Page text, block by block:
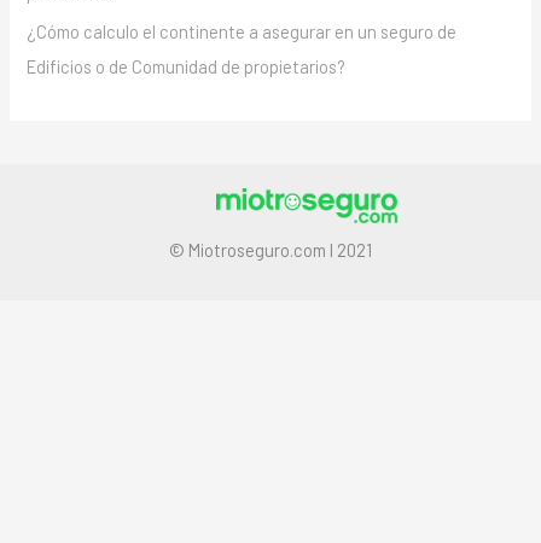
¿Cómo calculo el continente a asegurar en un seguro de
Edificios o de Comunidad de propietarios?
© Miotroseguro.com I 2021